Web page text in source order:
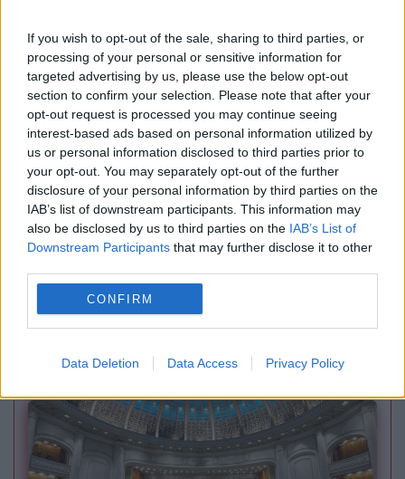
If you wish to opt-out of the sale, sharing to third parties, or
processing of your personal or sensitive information for
targeted advertising by us, please use the below opt-out
section to confirm your selection. Please note that after your
opt-out request is processed you may continue seeing
interest-based ads based on personal information utilized by
us or personal information disclosed to third parties prior to
your opt-out. You may separately opt-out of the further
disclosure of your personal information by third parties on the
IAB’s list of downstream participants. This information may
also be disclosed by us to third parties on the IAB’s List of
Downstream Participants that may further disclose it to other
CONFIRM
Data Deletion Data Access Privacy Policy
Caniculă sufocantă și furtuni violente în
București. Prognoza specială emisă de ANM
SPORT
Un taximetrist din București a fost prins când
vindea materiale pirotehnice ultrașilor